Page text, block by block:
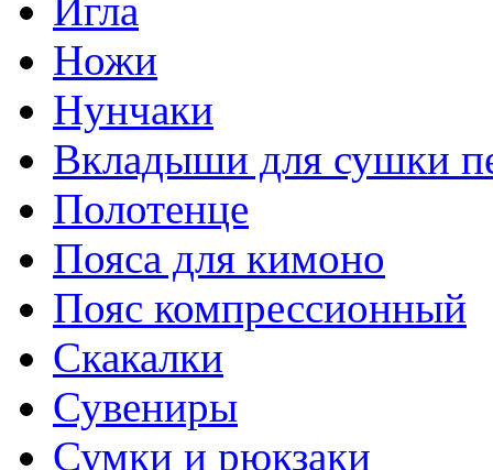
Игла
Ножи
Нунчаки
Вкладыши для сушки
Полотенце
Пояса для кимоно
Пояс компрессионный
Скакалки
Сувениры
Сумки и рюкзаки